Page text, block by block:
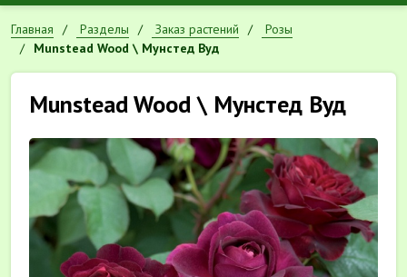
Главная Разделы Заказ растений
Розы
Munstead Wood \ Мунстед Вуд
Munstead Wood \ Мунстед Вуд